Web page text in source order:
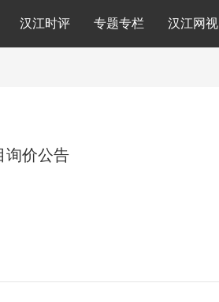
汉江时评 专题专栏 汉江网视
询价公告